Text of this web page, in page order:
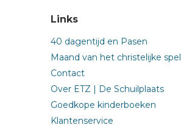
Links
40 dagentijd en Pasen
Maand van het christelijke spel
Contact
Over ETZ | De Schuilplaats
Goedkope kinderboeken
Klantenservice